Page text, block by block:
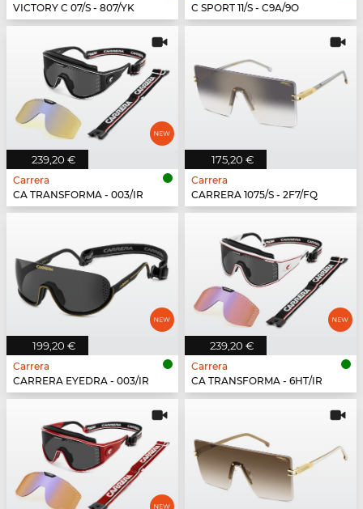
VICTORY C 07/S - 807/YK
C SPORT 11/S - C9A/9O
239,20 €
Carrera
CA TRANSFORMA - 003/IR
175,20 €
Carrera
CARRERA 1075/S - 2F7/FQ
199,20 €
Carrera
CARRERA EYEDRA - 003/IR
239,20 €
Carrera
CA TRANSFORMA - 6HT/IR